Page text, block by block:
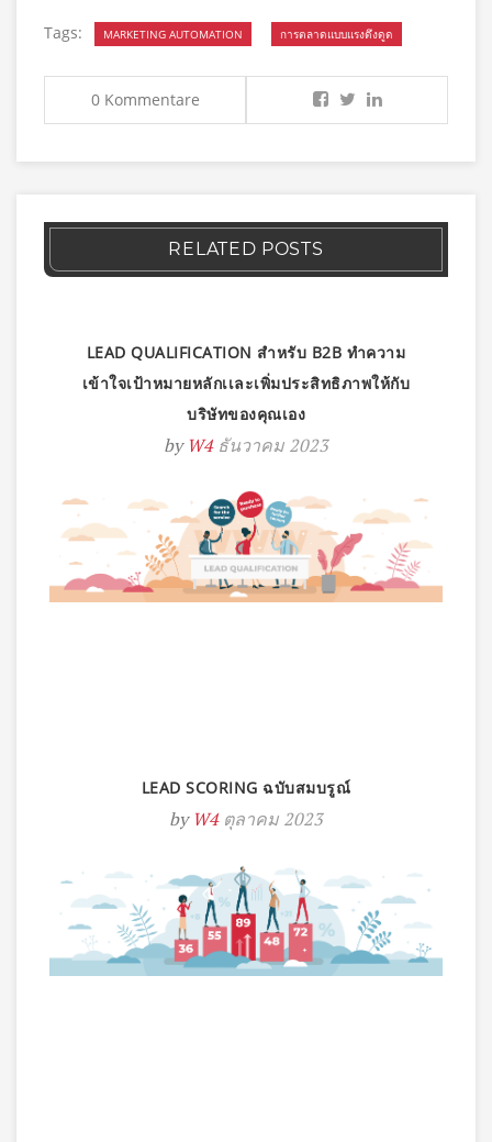
Tags: MARKETING AUTOMATION การตลาดแบบแรงดึงดูด
0 Kommentare
RELATED POSTS
LEAD QUALIFICATION สำหรับ B2B ทำความ
เข้าใจเป้าหมายหลักเเละเพิ่มประสิทธิภาพให้กับ
บริษัทของคุณเอง
by W4 ธันวาคม 2023
LEAD SCORING ฉบับสมบรูณ์
by W4 ตุลาคม 2023